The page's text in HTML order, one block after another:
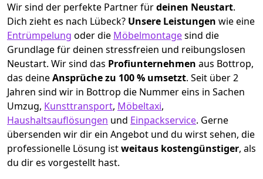
Wir sind der perfekte Partner fürdeinen Neustart.
Dich zieht es nach Lübeck? Unsere Leistungen wie eine
Entrümpelung oder die Möbelmontagesind die
Grundlage für deinen stressfreien und reibungslosen
Neustart. Wir sind das Profiunternehmen aus Bottrop,
das deineAnsprüche zu 100 % umsetzt. Seit über 2
Jahren sind wir in Bottrop die Nummer eins in Sachen
Umzug, Kunsttransport, Möbeltaxi,
Haushaltsauflösungen und Einpackservice. Gerne
übersenden wir dir ein Angebot und du wirst sehen, die
professionelle Lösung istweitaus kostengünstiger, als
du dir es vorgestellt hast.